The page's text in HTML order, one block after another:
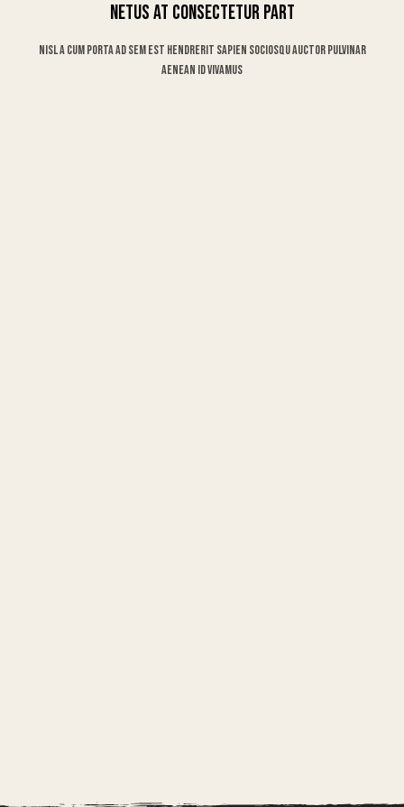
Netus at consectetur part
Nisl a cum porta ad sem est hendrerit sapien sociosqu auctor pulvinar
aenean id vivamus